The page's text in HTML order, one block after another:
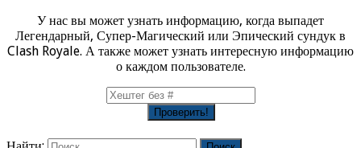
У нас вы может узнать информацию, когда выпадет
Легендарный, Супер-Магический или Эпический сундук в
Clash Royale. А также может узнать интересную информацию
о каждом пользователе.